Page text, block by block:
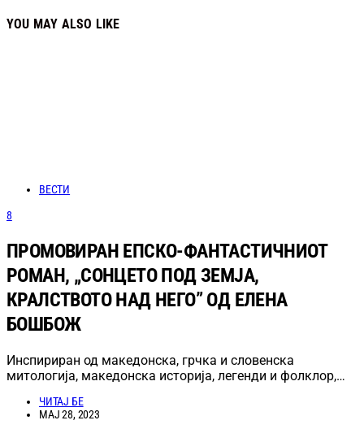
YOU MAY ALSO LIKE
ВЕСТИ
8
ПРОМОВИРАН ЕПСКО-ФАНТАСТИЧНИОТ
РОМАН, „СОНЦЕТО ПОД ЗЕМЈА,
КРАЛСТВОТО НАД НЕГО” ОД ЕЛЕНА
БОШБОЖ
Инспириран од македонска, грчка и словенска
митологија, македонска историја, легенди и фолклор,…
ЧИТАЈ БЕ
МАЈ 28, 2023